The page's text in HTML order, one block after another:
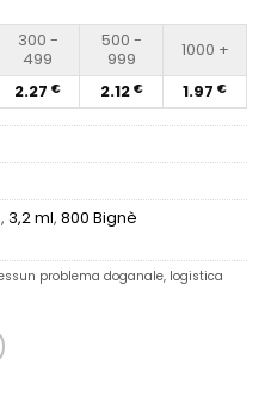
300 -
499
500 -
999
1000 +
2.27 € 2.12 € 1.97 €
, 3,2 ml, 800 Bignè
problema doganale, logistica